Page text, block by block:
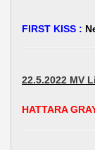
FIRST KISS :
22.5.2022 MV
HATTARA